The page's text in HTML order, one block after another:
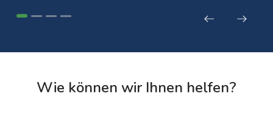
Wie können wir Ihnen helfen?